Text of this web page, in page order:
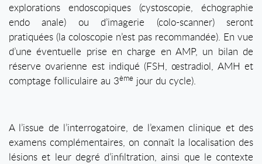
explorations endoscopiques (cystoscopie, échographie
endo anale) ou d’imagerie (colo-scanner) seront
pratiquées (la coloscopie n’est pas recommandée). En vue
d’une éventuelle prise en charge en AMP, un bilan de
réserve ovarienne est indiqué (FSH, œstradiol, AMH et
comptage folliculaire au 3ème jour du cycle).
A l’issue de l’interrogatoire, de l’examen clinique et des
examens complémentaires, on connaît la localisation des
lésions et leur degré d’infiltration, ainsi que le contexte